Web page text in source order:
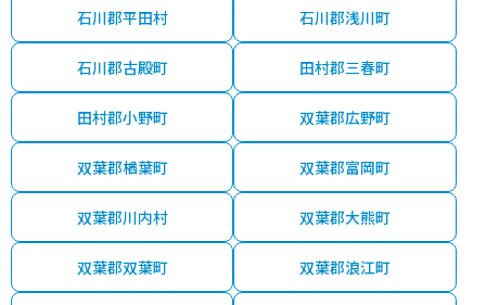
石川郡平田村 石川郡浅川町
石川郡古殿町 田村郡三春町
田村郡小野町 双葉郡広野町
双葉郡楢葉町 双葉郡富岡町
双葉郡川内村 双葉郡大熊町
双葉郡双葉町 双葉郡浪江町